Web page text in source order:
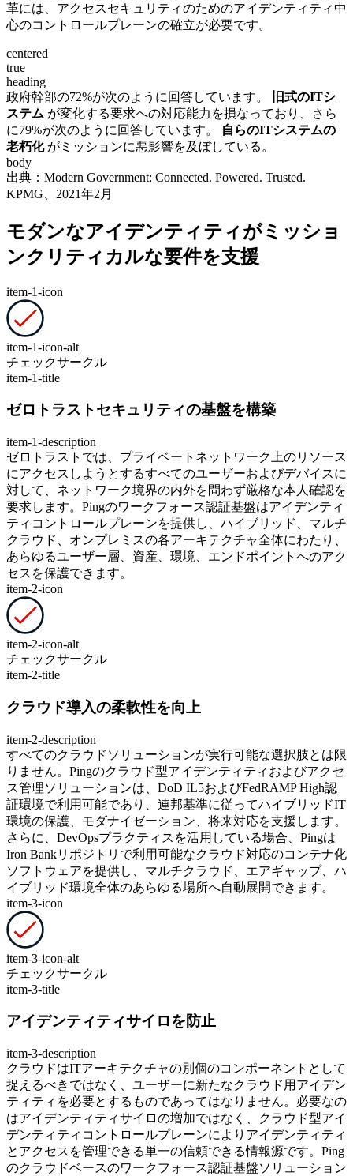
革には、アクセスセキュリティのためのアイデンティティ中
心のコントロールプレーンの確立が必要です。
centered
true
heading
政府幹部の72%が次のように回答しています。
旧式のITシ
ステム が変化する要求への対応能力を損なっており、さら
に79%が次のように回答しています。
自らのITシステムの
老朽化がミッションに悪影響を及ぼしている。
body
出典：Modern Government: Connected. Powered. Trusted.
KPMG、2021年2月
モダンなアイデンティティがミッショ
ンクリティカルな要件を支援
item-1-icon
item-1-icon-alt
チェックサークル
item-1-title
ゼロトラストセキュリティの基盤を構築
item-1-description
ゼロトラストでは、プライベートネットワーク上のリソース
にアクセスしようとするすべてのユーザーおよびデバイスに
対して、ネットワーク境界の内外を問わず厳格な本人確認を
要求します。Pingのワークフォース認証基盤はアイデンティ
ティコントロールプレーンを提供し、ハイブリッド、マルチ
クラウド、オンプレミスの各アーキテクチャ全体にわたり、
あらゆるユーザー層、資産、環境、エンドポイントへのアク
セスを保護できます。
item-2-icon
item-2-icon-alt
チェックサークル
item-2-title
クラウド導入の柔軟性を向上
item-2-description
すべてのクラウドソリューションが実行可能な選択肢とは限
りません。Pingのクラウド型アイデンティティおよびアクセ
ス管理ソリューションは、DoD IL5およびFedRAMP High認
証環境で利用可能であり、連邦基準に従ってハイブリッドIT
環境の保護、モダナイゼーション、将来対応を支援します。
さらに、DevOpsプラクティスを活用している場合、Pingは
Iron Bankリポジトリで利用可能なクラウド対応のコンテナ化
ソフトウェアを提供し、マルチクラウド、エアギャップ、ハ
イブリッド環境全体のあらゆる場所へ自動展開できます。
item-3-icon
item-3-icon-alt
チェックサークル
item-3-title
アイデンティティサイロを防止
item-3-description
クラウドはITアーキテクチャの別個のコンポーネントとして
捉えるべきではなく、ユーザーに新たなクラウド用アイデン
ティティを必要とするものであってはなりません。必要なの
はアイデンティティサイロの増加ではなく、クラウド型アイ
デンティティコントロールプレーンによりアイデンティティ
とアクセスを管理できる単一の信頼できる情報源です。Ping
のクラウドベースのワークフォース認証基盤ソリューション